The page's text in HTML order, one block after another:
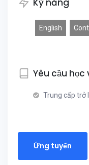
Kỹ năng
English
Yêu cầu học
Trung cấp trở
Ứng tuyển